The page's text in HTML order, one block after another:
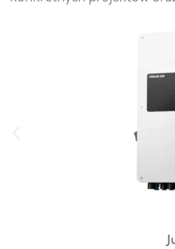
Jup